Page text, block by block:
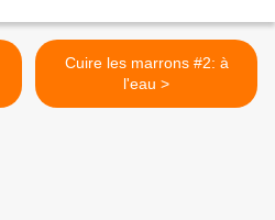
Cuire les marrons #2: à
l'eau >